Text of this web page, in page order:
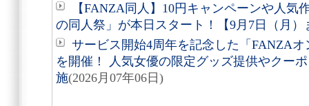
【FANZA同人】10円キャンペーンや人気
の同人祭」が本日スタート！【9月7日（月）
サービス開始4周年を記念した「FANZAオ
を開催！ 人気女優の限定グッズ提供やクー
施(2026月07年06日)